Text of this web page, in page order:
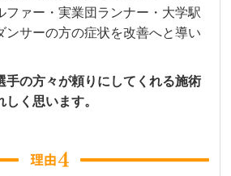
ファー・実業団ランナー・大学駅
ンサーの方の症状を改善へと導い
手の方々が頼りにしてくれる施術
く思います。